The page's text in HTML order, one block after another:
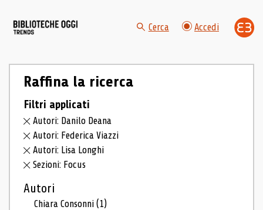
Cerca Accedi
Raffina la ricerca
Filtri applicati
Autori: Danilo Deana
Autori: Federica Viazzi
Autori: Lisa Longhi
Sezioni: Focus
Autori
Chiara Consonni(1)